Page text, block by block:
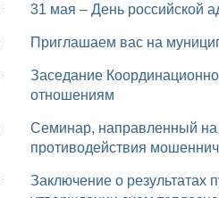
31 мая – День российской
Приглашаем вас на
Заседание Координационного совета по межнациональным и межконфессиональным
отношениям
Семинар, направленный на повышение осведомленности о вопросах финансовой безопасности и
противодействия
Заключение о результатах публичных слушаний, состоявшихся 25 мая 2026 года, МР «Печора» (Об